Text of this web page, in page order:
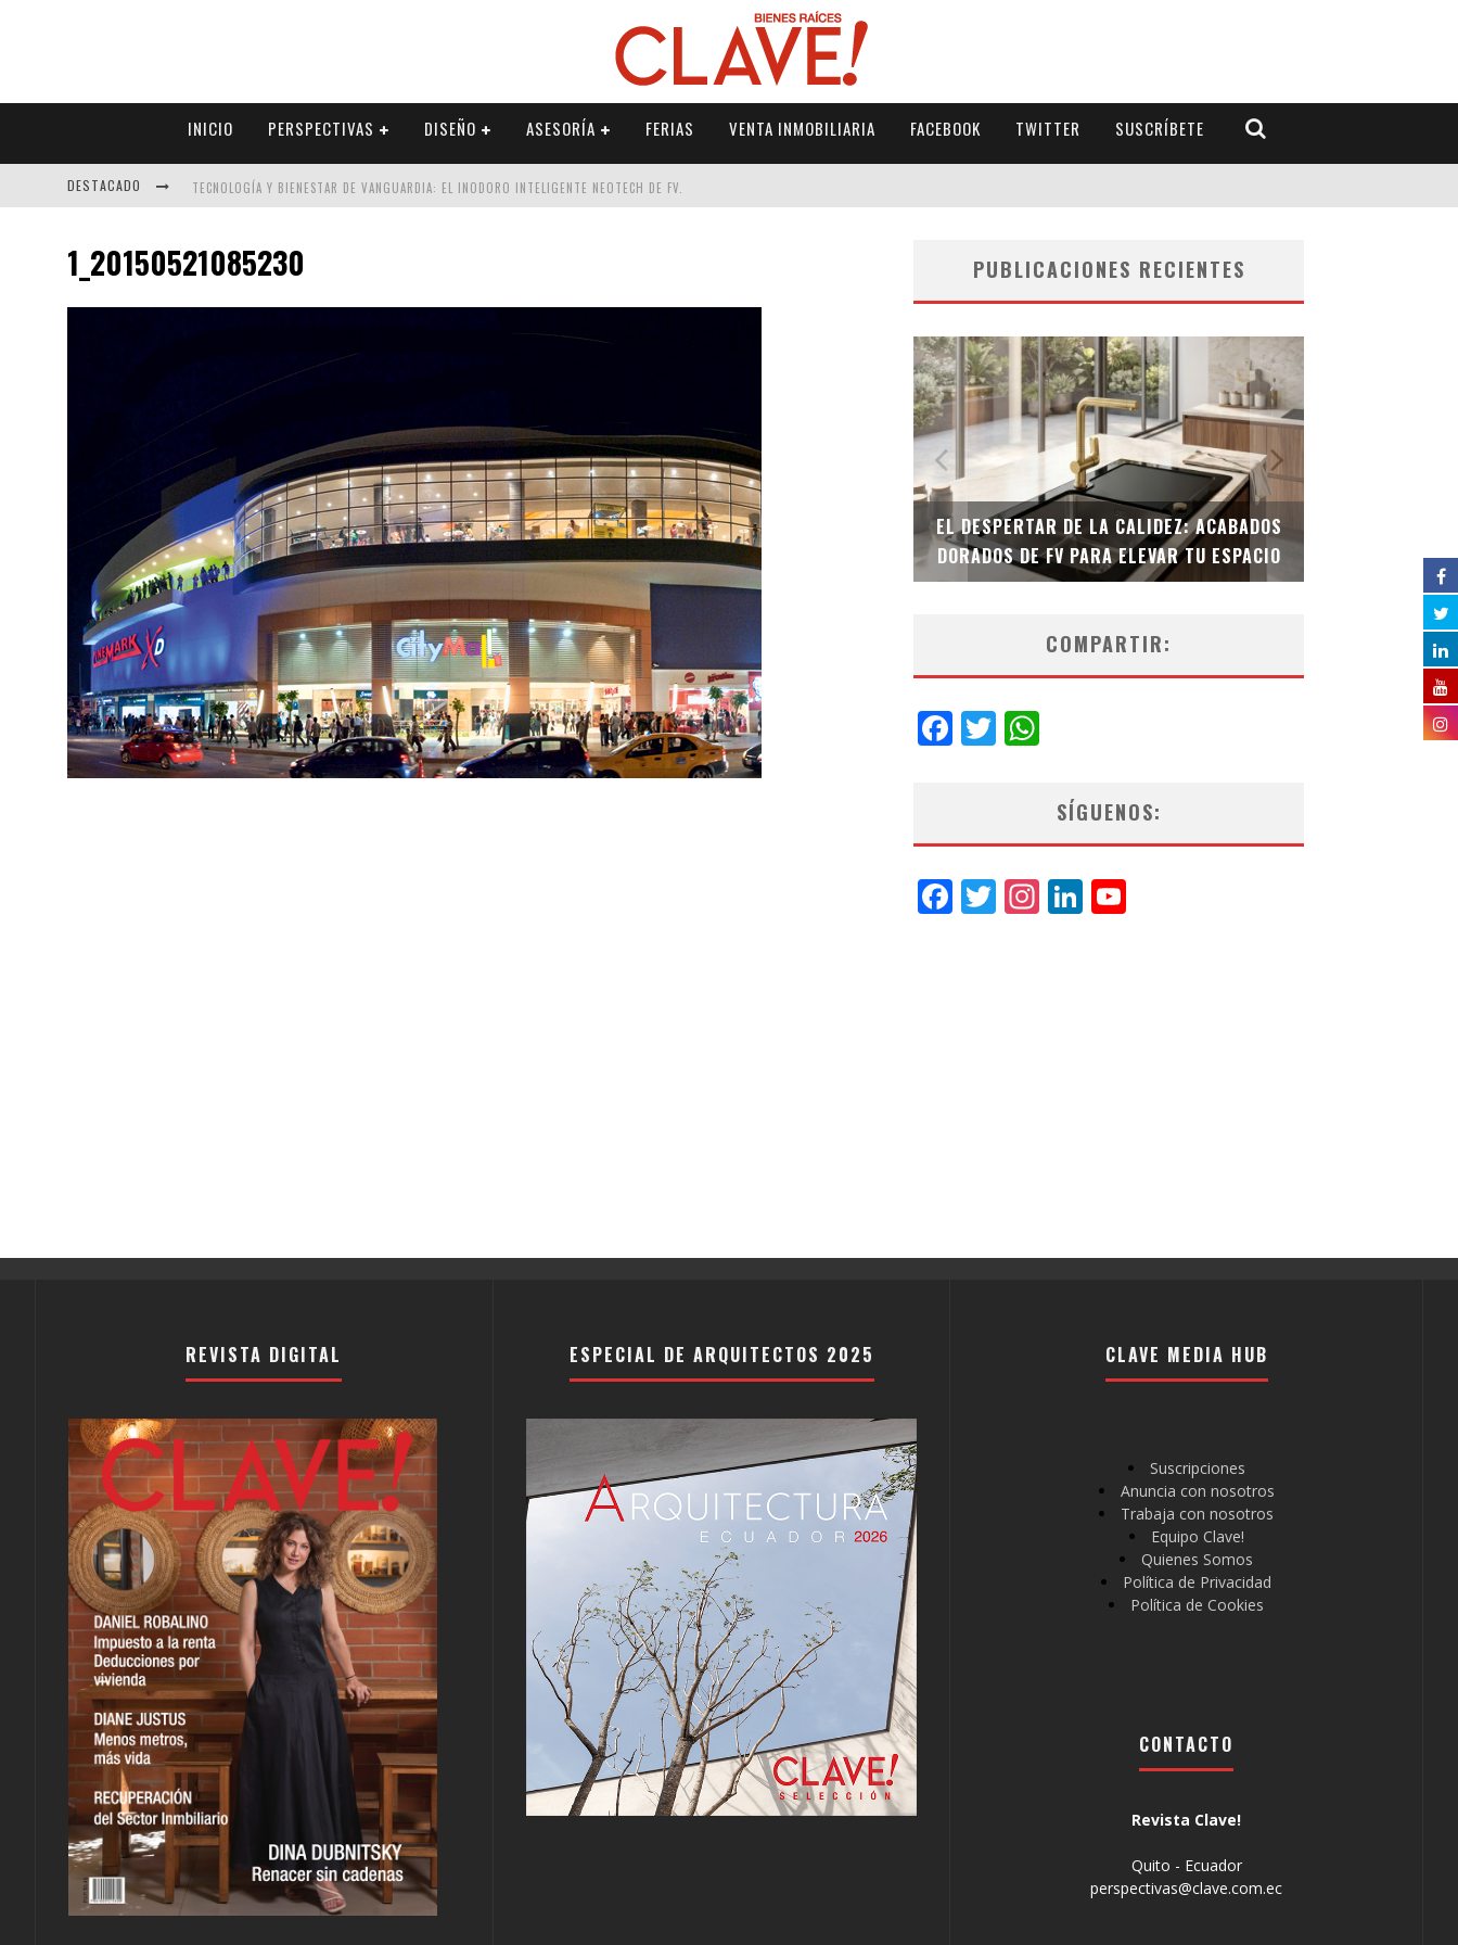
INICIO PERSPECTIVAS DISEÑO ASESORÍA FERIAS VENTA INMOBILIARIA FACEBOOK TWITTER SUSCRÍBETE
DESTACADO TECNOLOGÍA Y BIENESTAR DE VANGUARDIA: EL INODORO INTELIGENTE NEOTECH DE FV.
ALEXANDRA BEDOYA – LA CONSTANCIA DETRÁS DE LA PALETERÍA
1_20150521085230 PUBLICACIONES RECIENTES
SAINT-GOBAIN IMPTEK – XI CONVENCIÓN
INTERNACIONAL
EL DESPERTAR DE LA CALIDEZ: ACABADOS
DORADOS DE FV PARA ELEVAR TU ESPACIO
EL INODORO
COMPARTIR:
Facebook
Twitter
SÍGUENOS:
Facebook
Twitter
Instagram
LinkedIn
REVISTA DIGITAL ESPECIAL DE ARQUITECTOS 2025 CLAVE MEDIA HUB
Suscripciones
Anuncia con nosotros
Trabaja con nosotros
Equipo Clave!
Quienes Somos
Política de Privacidad
Política de Cookies
CONTACTO
Revista Clave!
Quito - Ecuador
perspectivas@clave.com.ec